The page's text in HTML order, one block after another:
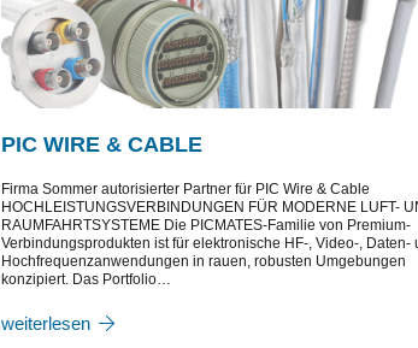
PIC WIRE & CABLE
Firma Sommer autorisierter Partner für PIC Wire & Cable
HOCHLEISTUNGSVERBINDUNGEN FÜR MODERNE LUFT-
RAUMFAHRTSYSTEME Die PICMATES-Familie von Premium-
Verbindungsprodukten ist für elektronische HF-, Video-, Daten-
Hochfrequenzanwendungen in rauen, robusten Umgebungen
konzipiert. Das Portfolio…
weiterlesen